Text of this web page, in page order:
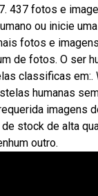
437 fotos e
ou inicie
fotos e
de fotos. O ser
classificas em:.
humanas
imagens
stock de alta
outro.